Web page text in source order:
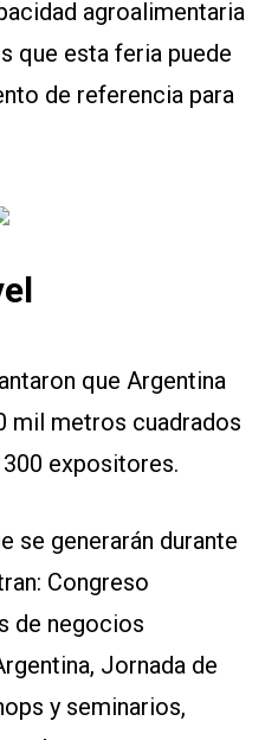
agroalimentaria
que esta feria puede
de referencia para
que Argentina
mil metros cuadrados
expositores.
se generarán durante
Congreso
de negocios
Jornada de
y seminarios,